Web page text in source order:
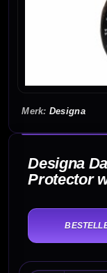
Designa
Designa
Protector